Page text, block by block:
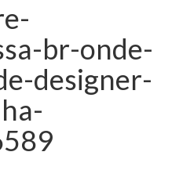
br-onde-
designer-